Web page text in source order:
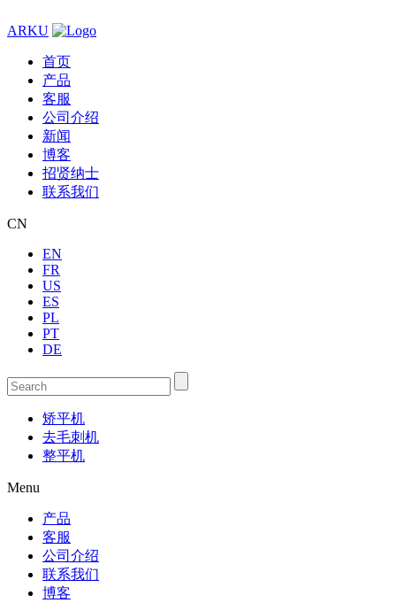
ARKU
首页
产品
客服
公司介绍
新闻
博客
招贤纳士
联系我们
CN
EN
FR
US
ES
PL
PT
DE
矫平机
去毛刺机
整平机
Menu
产品
客服
公司介绍
联系我们
博客